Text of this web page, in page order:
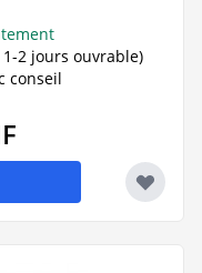
2 jours ouvrable)
conseil